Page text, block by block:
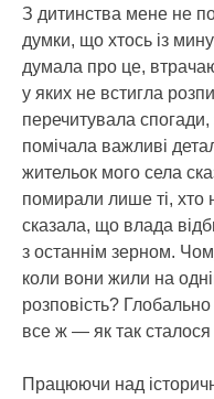
З дитинства мене не
думки, що хтось із
думала про це,
у яких не встигла
перечитувала спогади,
помічала важливі
жительок мого села
помирали лише ті, хто
сказала, що влада
з останнім зерном.
коли вони жили на
розповість?
все ж — як так сталося
Працюючи над